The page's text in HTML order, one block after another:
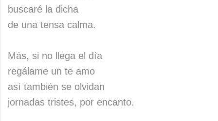
buscaré la dicha
de una tensa calma.
Más, si no llega el día
regálame un te amo
así también se olvidan
jornadas tristes, por encanto.